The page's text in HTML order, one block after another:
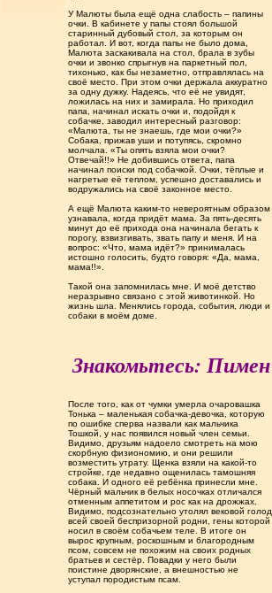
У Малюты была ещё одна слабость – папины
очки. В кабинете у папы стоял большой
старинный дубовый стол, за которым он
работал. И вот, когда папы не было дома,
Малюта заскакивала на стол, брала в зубы
очки и звонко спрыгнув на паркетный пол,
тихонько, как бы незаметно, отправлялась на
своё место. При этом очки держала аккуратно
за одну дужку. Надеясь, что её не увидят,
ложилась на них и замирала. Но приходил
папа, начинал искать очки и, подойдя к
собачке, заводил интересный разговор:
«Малюта, ты не знаешь, где мои очки?»
Собака, прижав уши и потупясь, скромно
молчала. «Ты опять взяла мои очки?
Отвечай!!» Не добившись ответа, папа
начинал поиски под собачкой. Очки, тёплые и
нагретые её теплом, успешно доставались и
водружались на своё законное место.
А ещё Малюта каким-то невероятным образом
узнавала, когда придёт мама. За пять-десять
минут до её прихода она начинала бегать к
порогу, взвизгивать, звать папу и меня. И на
вопрос: «Что, мама идёт?» принималась
истошно голосить, будто говоря: «Да, мама,
мама!!».
Такой она запомнилась мне. И моё детство
неразрывно связано с этой животинкой. Но
жизнь шла. Менялись города, события, люди и
собаки в моём доме.
Знакомьтесь: Пимен
После того, как от чумки умерла очаровашка
Тонька – маленькая собачка-девочка, которую
по ошибке сперва назвали как мальчика
Тошкой, у нас появился новый член семьи.
Видимо, друзьям надоело смотреть на мою
скорбную физиономию, и они решили
возместить утрату. Щенка взяли на какой-то
стройке, где недавно ощенилась тамошняя
собака. И одного её ребёнка принесли мне.
Чёрный мальчик в белых носочках отличался
отменным аппетитом и рос как на дрожжах.
Видимо, подсознательно утолял вековой голод
всей своей беспризорной родни, гены которой
носил в своём собачьем теле. В итоге он
вырос крупным, роскошным и благородным
псом, совсем не похожим на своих родных
братьев и сестёр. Повадки у него были
поистине дворянские, а внешностью не
уступал породистым псам.